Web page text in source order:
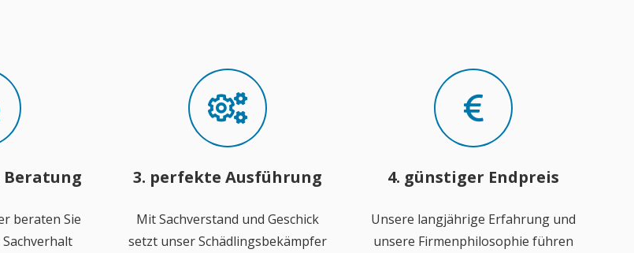
Beratung
beraten Sie
3. perfekte Ausführung
Mit Sachverstand und Geschick
setzt unser Schädlingsbekämpfer
4. günstiger Endpreis
Unsere langjährige Erfahrung und
unsere Firmenphilosophie führen